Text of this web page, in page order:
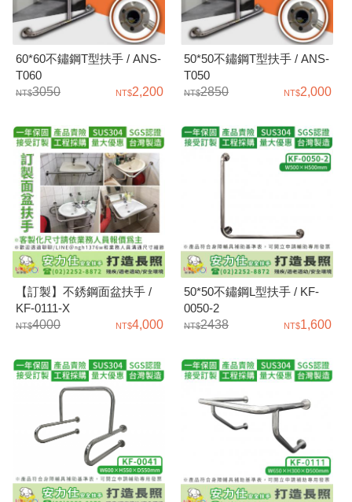
60*60不鏽鋼T型扶手 / ANS-
T060
3050
2,200
50*50不鏽鋼T型扶手 / ANS-
T050
2850
2,000
【訂製】不銹鋼面盆扶手 /
KF-0111-X
4000
4,000
50*50不鏽鋼L型扶手 / KF-
0050-2
2438
1,600